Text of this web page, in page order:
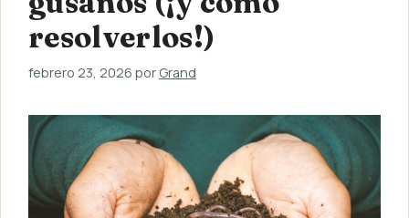
resolverlos!)
febrero 23, 2026 por Grand